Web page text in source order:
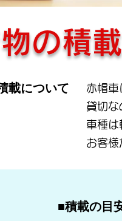
の積
載について
赤帽車
貸切な
車種は
お客様
■積載の目